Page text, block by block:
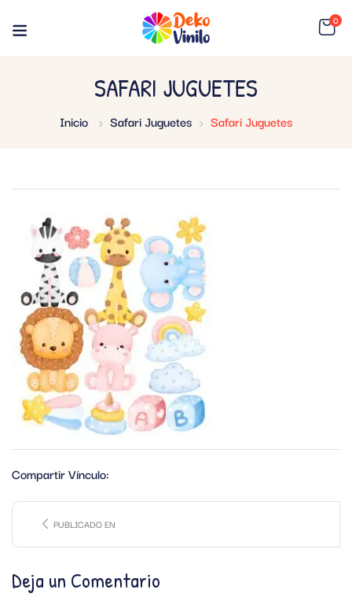
0
SAFARI JUGUETES
Inicio Safari Juguetes Safari Juguetes
Compartir Vínculo:
PUBLICADO EN
Deja un Comentario